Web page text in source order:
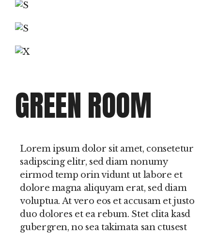
GREEN ROOM
Lorem ipsum dolor sit amet, consetetur
sadipscing elitr, sed diam nonumy
eirmod temp orin vidunt ut labore et
dolore magna aliquyam erat, sed diam
voluptua. At vero eos et accusam et justo
duo dolores et ea rebum. Stet clita kasd
gubergren, no sea takimata san ctusest